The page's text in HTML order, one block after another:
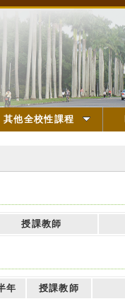
其他全校性課程
授課教師
年 授課教師